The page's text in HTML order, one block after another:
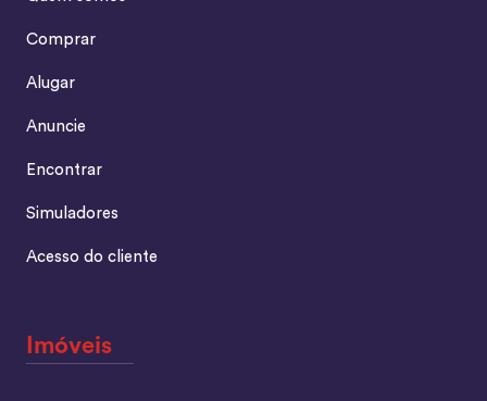
Comprar
Alugar
Anuncie
Encontrar
Simuladores
Acesso do cliente
Imóveis